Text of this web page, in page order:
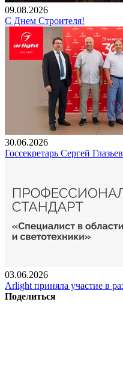
09.08.2026
С Днем Строителя!
30.06.2026
Госсекретарь Сергей
03.06.2026
Arlight приняла участие в
Поделиться